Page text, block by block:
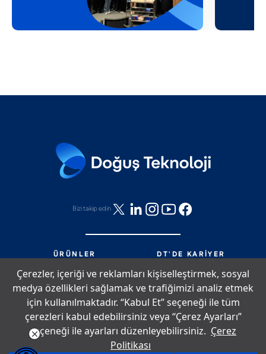
Çerezler, içeriği ve reklamları kişiselleştirmek, sosyal
medya özellikleri sağlamak ve trafiğimizi analiz etmek
için kullanılmaktadır. “Kabul Et” seçeneği ile tüm
çerezleri kabul edebilirsiniz veya “Çerez Ayarları”
seçeneği ile ayarları düzenleyebilirsiniz. Çerez
Politikası
Bizi takip edin
ÜRÜNLER
DT'DE KARIYER
HIZMETLER
DT'DE NELER OLUYOR?
PARTNERLIK
BIZE ULAŞIN
DT'DE YAŞAM
SITE HARITASI
Çerez PolitikasıBilgi Toplumu Hizmetleri Aydınlatma Metni